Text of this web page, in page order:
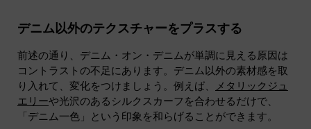
デニム以外のテクスチャーをプラスする
前述の通り、デニム・オン・デニムが単調に見える原因は
コントラストの不足にあります。デニム以外の素材感を取
り入れて、変化をつけましょう。例えば、 メタリックジュ
エリーや光沢のあるシルクスカーフを合わせるだけで、
「デニム一色」という印象を和らげることができます。